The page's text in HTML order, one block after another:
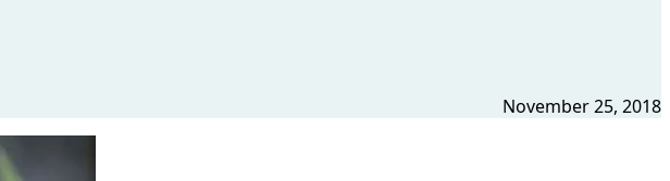
November 25, 2018